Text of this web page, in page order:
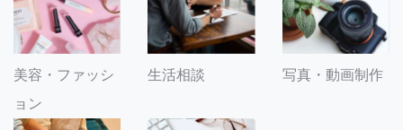
美容・ファッシ
ョン
生活相談 写真・動画制作